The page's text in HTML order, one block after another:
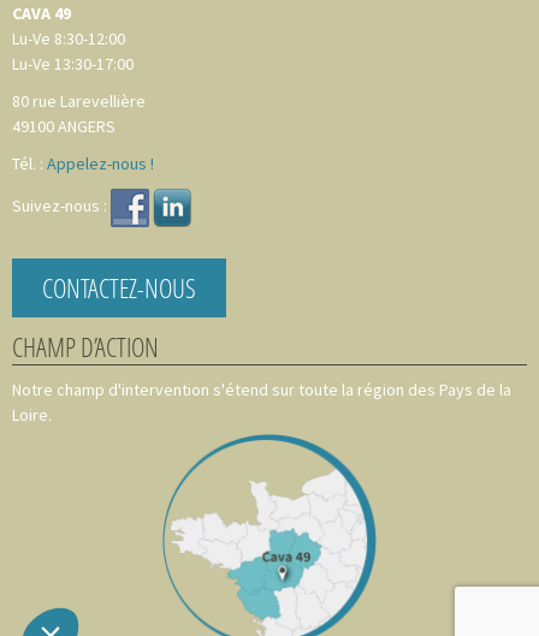
CAVA 49
Lu-Ve 8:30-12:00
Lu-Ve 13:30-17:00
80 rue Larevellière
49100ANGERS
Tél. : Appelez-nous !
Suivez-nous :
CONTACTEZ-NOUS
CHAMP D’ACTION
Notre champ d'intervention s'étend sur toute la région des Pays de la
Loire.